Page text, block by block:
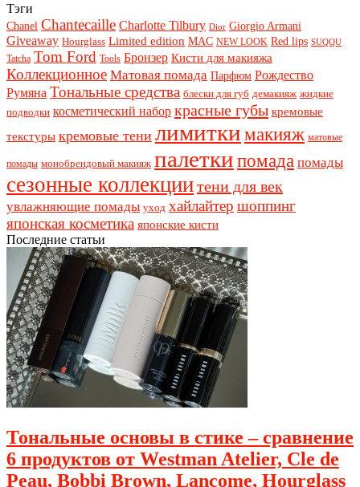
Тэги
Chanel Chantecaille Charlotte Tilbury Dior Giorgio Armani
Giveaway Hourglass Limited edition MAC NEW LOOK Red lips SUQQU
Tatcha Tom Ford Tools Бронзер Кисти для макияжа
Коллекционное Матовая помада Парфюм Рождество
Румяна Тональные средства блески для губ демакияж жидкие
подводки косметический набор красные губы кремовые
текстуры кремовые тени лимиткимакияж матовые
помады монобрендовый макияж палеткипомада помады
сезонные коллекциитени для век
увлажняющие помады уход хайлайтер шоппинг
японская косметика японские кисти
Последние статьи
Тональные основы в стике – сравнение
6 продуктов от Westman Atelier, Cle de
Peau, Bobbi Brown, Lancome, Hourglass